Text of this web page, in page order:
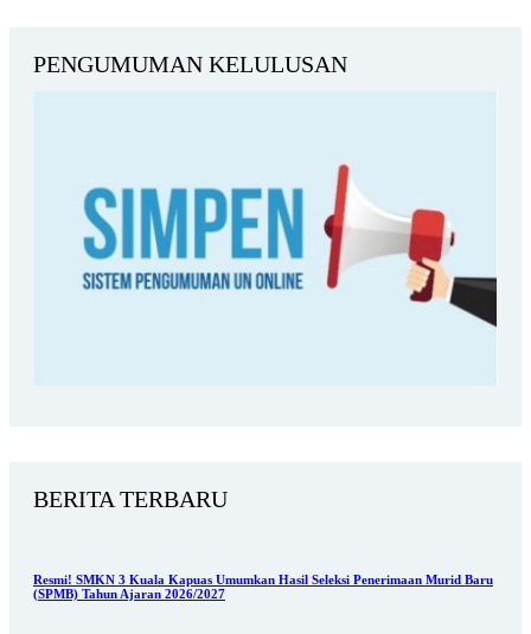
PENGUMUMAN KELULUSAN
BERITA TERBARU
Resmi! SMKN 3 Kuala Kapuas Umumkan Hasil Seleksi Penerimaan Murid Baru
(SPMB) Tahun Ajaran 2026/2027